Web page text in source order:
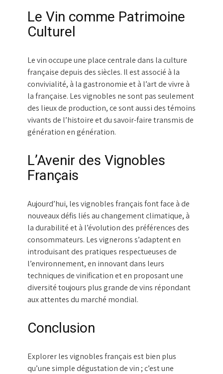
Le Vin comme Patrimoine
Culturel
Le vin occupe une place centrale dans la culture
française depuis des siècles. Il est associé à la
convivialité, à la gastronomie et à l’art de vivre à
la française. Les vignobles ne sont pas seulement
des lieux de production, ce sont aussi des témoins
vivants de l’histoire et du savoir-faire transmis de
génération en génération.
L’Avenir des Vignobles
Français
Aujourd’hui, les vignobles français font face à de
nouveaux défis liés au changement climatique, à
la durabilité et à l’évolution des préférences des
consommateurs. Les vignerons s’adaptent en
introduisant des pratiques respectueuses de
l’environnement, en innovant dans leurs
techniques de vinification et en proposant une
diversité toujours plus grande de vins répondant
aux attentes du marché mondial.
Conclusion
Explorer les vignobles français est bien plus
qu’une simple dégustation de vin ; c’est une